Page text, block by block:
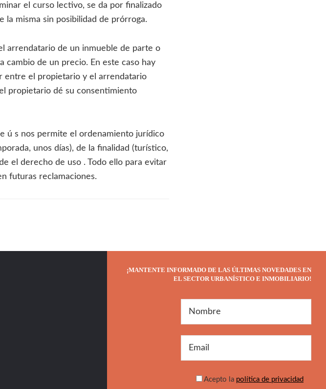
el curso lectivo, se da por finalizado
misma sin posibilidad de prórroga.
arrendatario de un inmueble de parte o
de un precio. En este caso hay
entre el propietario y el arrendatario
propietario dé su consentimiento
ú s nos permite el ordenamiento jurídico
unos días), de la finalidad (turístico,
el derecho de uso . Todo ello para evitar
futuras reclamaciones.
¡MANTENTE INFORMADO DE LAS ÚLTIMAS NOVEDADES EN
EL SECTOR URBANÍSTICO E INMOBILIARIO!
Acepto la política de privacidad